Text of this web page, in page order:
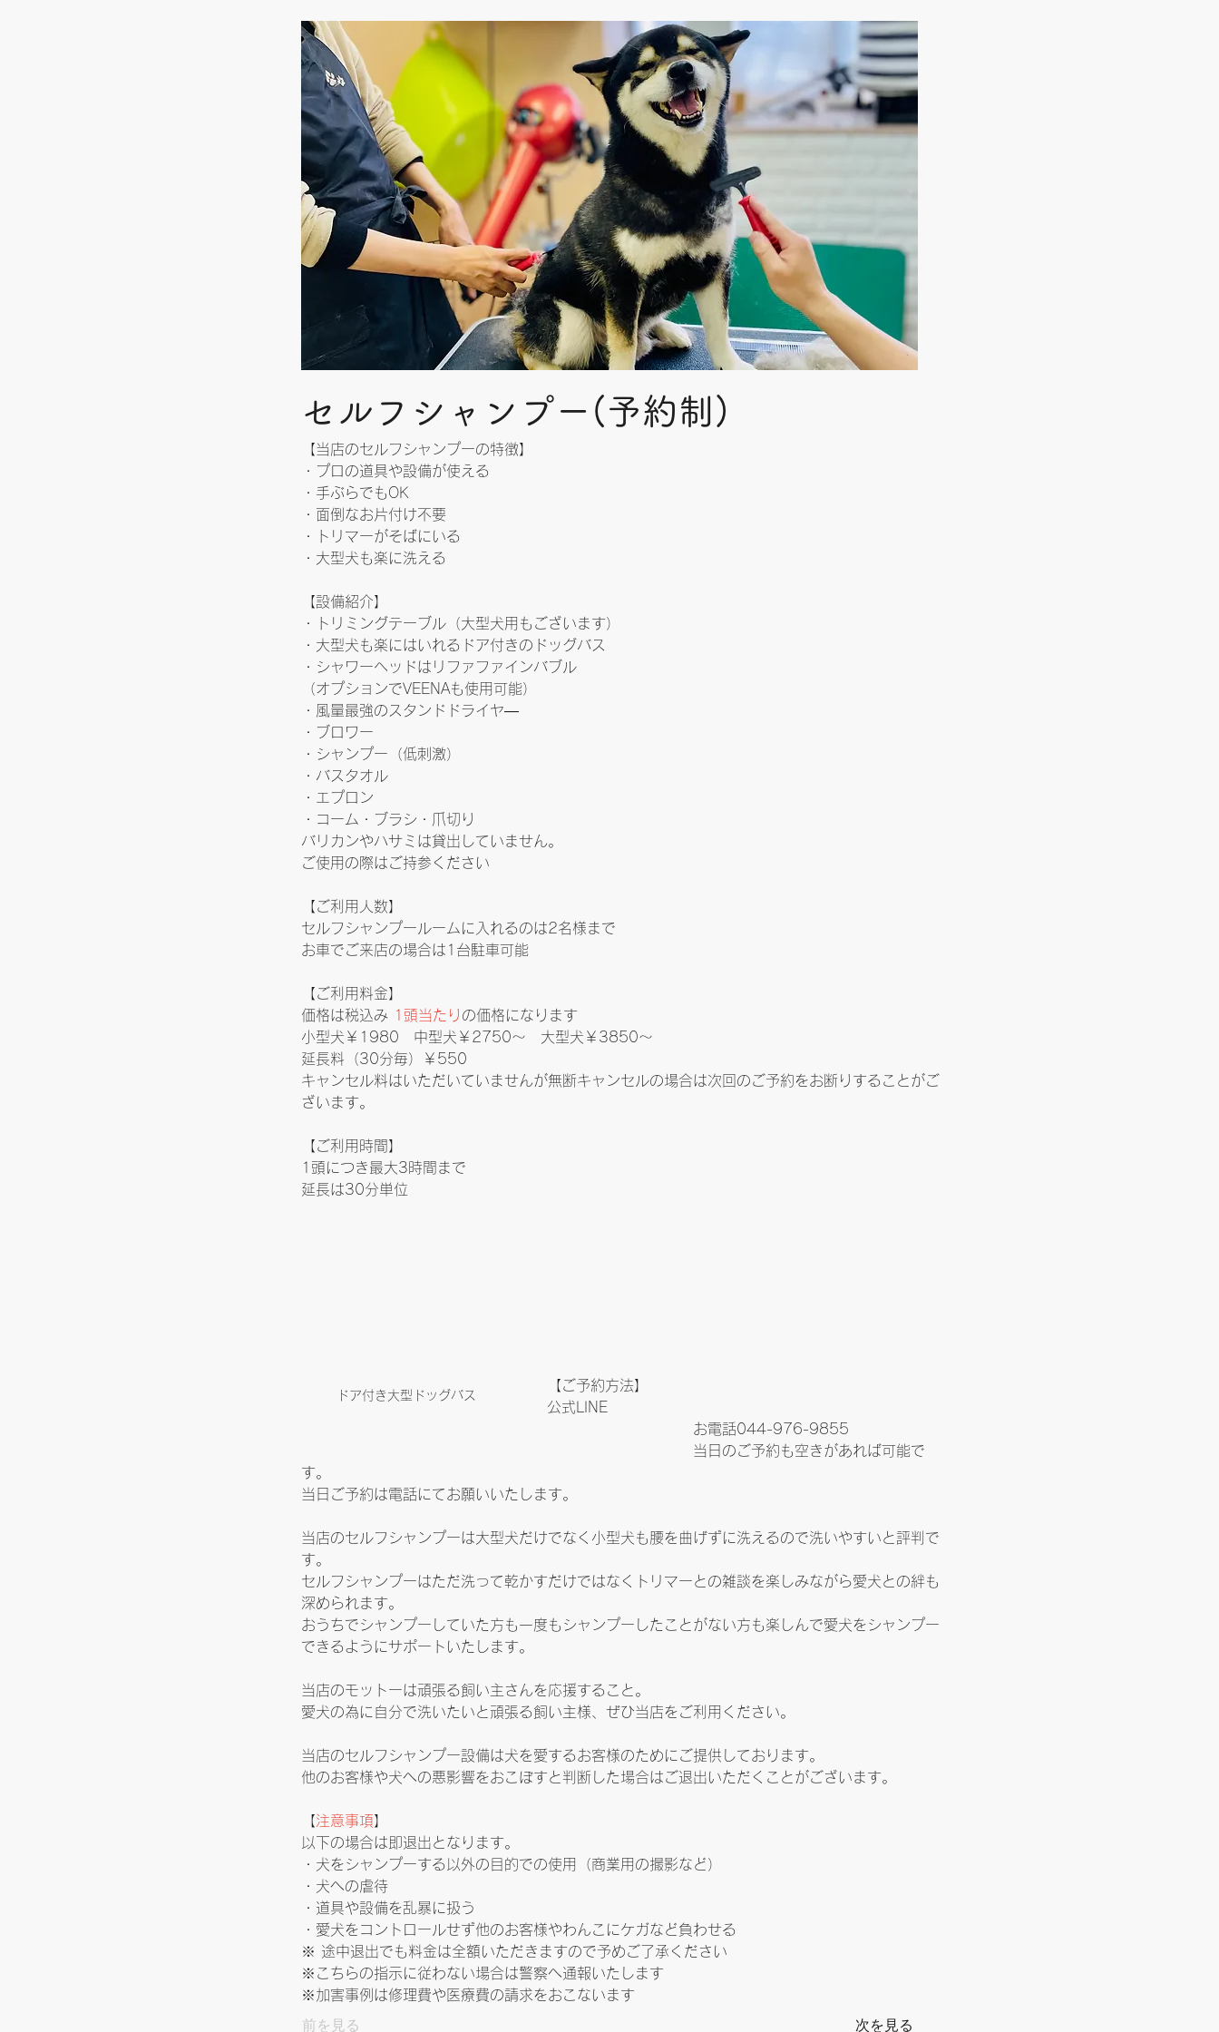
セルフシャンプー(予約制)
【当店のセルフシャンプーの特徴】
・プロの道具や設備が使える
・手ぶらでもOK
・面倒なお片付け不要
・トリマーがそばにいる
・大型犬も楽に洗える
【設備紹介】
・トリミングテーブル（大型犬用もございます）
・大型犬も楽にはいれるドア付きのドッグバス
・シャワーヘッドはリファファインバブル
（オプションでVEENAも使用可能）
・風量最強のスタンドドライヤ―
・ブロワー
・シャンプー（低刺激）
・バスタオル
・エプロン
・コーム・ブラシ・爪切り
バリカンやハサミは貸出していません。
ご使用の際はご持参ください
【ご利用人数】
セルフシャンプールームに入れるのは2名様まで
お車でご来店の場合は1台駐車可能
【ご利用料金】
価格は税込み 1頭当たり の価格になります
小型犬￥1980　中型犬￥2750～　大型犬￥3850～
延長料（30分毎）￥550
キャンセル料はいただいていませんが無断キャンセルの場合は次回のご予約をお断りすることがご
ざいます。
【ご利用時間】
1頭につき最大3時間まで
延長は30分単位
ドア付き大型ドッグバス
【ご予約方法】
公式LINE
お電話044-976-9855
当日のご予約も空きがあれば可能で
す。
当日ご予約は電話にてお願いいたします。
当店のセルフシャンプーは大型犬だけでなく小型犬も腰を曲げずに洗えるので洗いやすいと評判で
す。
セルフシャンプーはただ洗って乾かすだけではなくトリマーとの雑談を楽しみながら愛犬との絆も
深められます。
おうちでシャンプーしていた方も一度もシャンプーしたことがない方も楽しんで愛犬をシャンプー
できるようにサポートいたします。
当店のモットーは頑張る飼い主さんを応援すること。
愛犬の為に自分で洗いたいと頑張る飼い主様、ぜひ当店をご利用ください。
当店のセルフシャンプー設備は犬を愛するお客様のためにご提供しております。
他のお客様や犬への悪影響をおこぼすと判断した場合はご退出いただくことがございます。
【注意事項】
以下の場合は即退出となります。
・犬をシャンプーする以外の目的での使用（商業用の撮影など）
・犬への虐待
・道具や設備を乱暴に扱う
・愛犬をコントロールせず他のお客様やわんこにケガなど負わせる
※ 途中退出でも料金は全額いただきますので予めご了承ください
※こちらの指示に従わない場合は警察へ通報いたします
※加害事例は修理費や医療費の請求をおこないます
前を見る 次を見る